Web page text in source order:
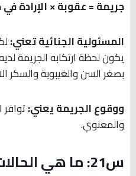
جريمة = عقوبة × الإرادة في
المسئولية الجنائية تعني:
يكون لحظة ارتكابه الجريمة
بصغر السن والغيبوبة والسكر
ووقوع الجريمة يعني:
والمعنوي.
س21: ما هي